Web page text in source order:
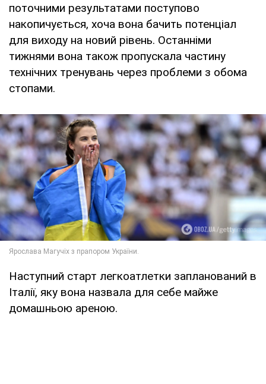
поточними результатами поступово
накопичується, хоча вона бачить потенціал
для виходу на новий рівень. Останніми
тижнями вона також пропускала частину
технічних тренувань через проблеми з обома
стопами.
Наступний старт легкоатлетки запланований в
Італії, яку вона назвала для себе майже
домашньою ареною.